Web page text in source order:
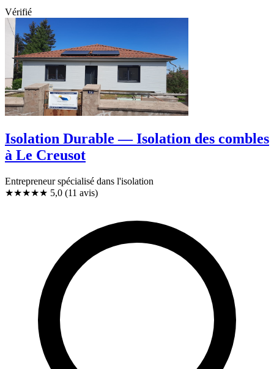
Vérifié
Isolation Durable — Isolation des combles
à Le Creusot
Entrepreneur spécialisé dans l'isolation
★★★★★ 5,0 (11 avis)